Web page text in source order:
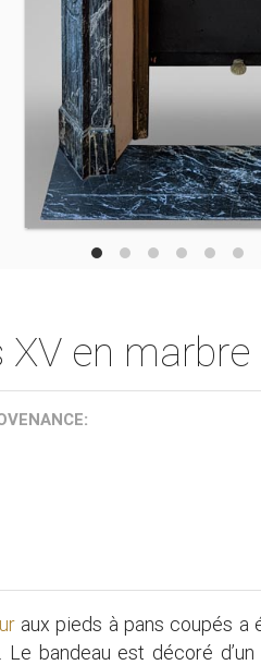
en
aux pieds à pans coupés a
bandeau est décoré